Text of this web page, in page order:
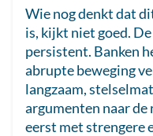
Wie nog denkt dat
is, kijkt niet goed.
persistent. Banken
abrupte beweging
langzaam,
argumenten naar de
eerst met strengere